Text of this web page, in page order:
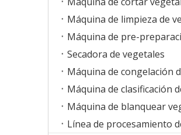
Máquina de pre-
Secadora de vegetales